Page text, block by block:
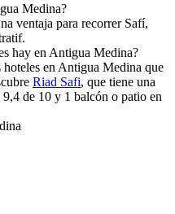
Medina?
ventaja para recorrer Safí,
hay en Antigua Medina?
en Antigua Medina que
Riad Safi, que tiene una
de 10 y 1 balcón o patio en